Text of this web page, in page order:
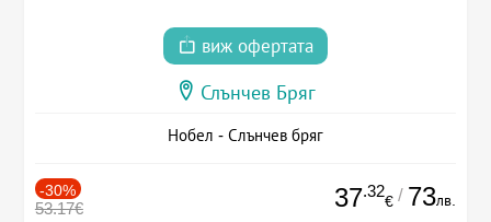
виж офертата
Слънчев Бряг
Нобел - Слънчев бряг
-30%
53.17€ 37.32
€ / 73лв.